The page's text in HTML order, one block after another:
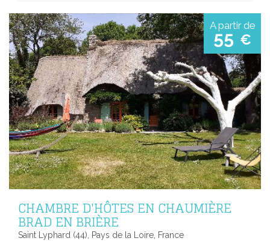
A partir de
55 €
CHAMBRE D'HÔTES EN CHAUMIÈRE
BRAD EN BRIÈRE
Saint Lyphard (44), Pays de la Loire, France